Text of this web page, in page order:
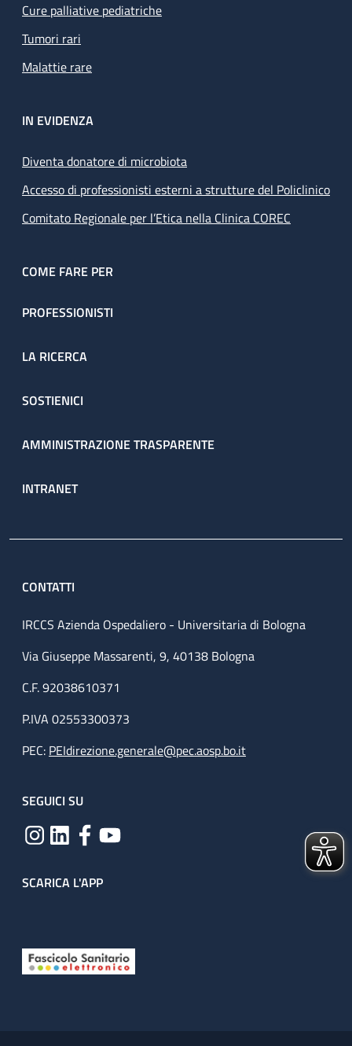
Cure palliative pediatriche
Tumori rari
Malattie rare
IN EVIDENZA
Diventa donatore di microbiota
Accesso di professionisti esterni a strutture del Policlinico
Comitato Regionale per l’Etica nella Clinica COREC
COME FARE PER
PROFESSIONISTI
LA RICERCA
SOSTIENICI
AMMINISTRAZIONE TRASPARENTE
INTRANET
CONTATTI
IRCCS Azienda Ospedaliero - Universitaria di Bologna
Via Giuseppe Massarenti, 9, 40138 Bologna
C.F. 92038610371
P.IVA 02553300373
PEC: PEIdirezione.generale@pec.aosp.bo.it
SEGUICI SU
SCARICA L'APP